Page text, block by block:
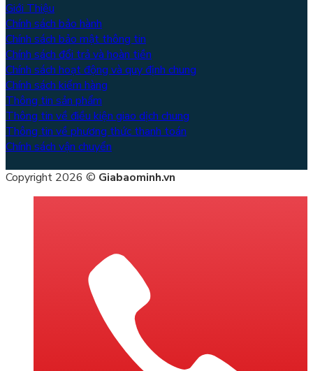
Giới Thiệu
Chính sách bảo hành
Chính sách bảo mật thông tin
Chính sách đổi trả và hoàn tiền
Chính sách hoạt động và quy định chung
Chính sách kiểm hàng
Thông tin sản phẩm
Thông tin về điều kiện giao dịch chung
Thông tin về phương thức thanh toán
Chính sách vận chuyển
Copyright 2026 © Giabaominh.vn